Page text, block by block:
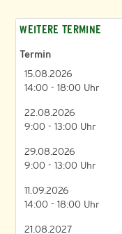
WEITERE TERMINE
Termin
15.08.2026
14:00 - 18:00 Uhr
22.08.2026
9:00 - 13:00 Uhr
29.08.2026
9:00 - 13:00 Uhr
11.09.2026
14:00 - 18:00 Uhr
21.08.2027